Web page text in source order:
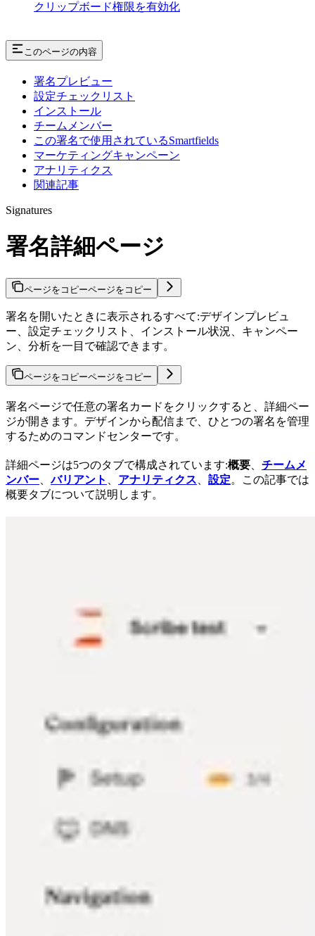
クリップボード権限を有効化
このページの内容
署名プレビュー
設定チェックリスト
インストール
チームメンバー
この署名で使用されているSmartfields
マーケティングキャンペーン
アナリティクス
関連記事
Signatures
署名詳細ページ
ページをコピーページをコピー
署名を開いたときに表示されるすべて:デザインプレビュ
ー、設定チェックリスト、インストール状況、キャンペー
ン、分析を一目で確認できます。
ページをコピーページをコピー
署名ページで任意の署名カードをクリックすると、詳細ペー
ジが開きます。デザインから配信まで、ひとつの署名を管理
するためのコマンドセンターです。
詳細ページは5つのタブで構成されています:概要
チームメ
ンバー 、バリアント アナリティクス 設定。この記事では
概要タブについて説明します。